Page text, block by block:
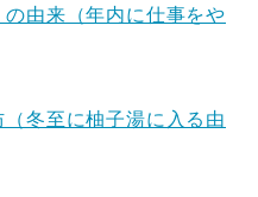
由来（年内に仕事をや
冬至に柚子湯に入る由